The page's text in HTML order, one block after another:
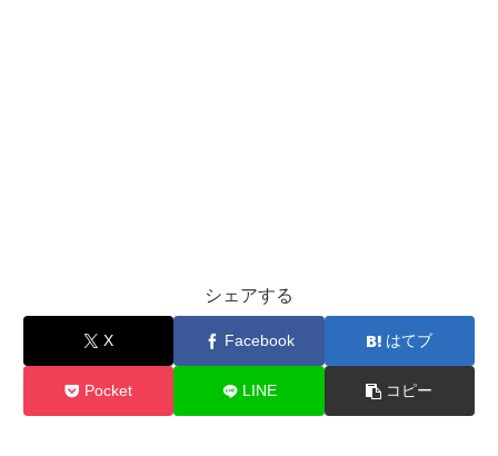
シェアする
X Facebook はてブ
Pocket LINE コピー